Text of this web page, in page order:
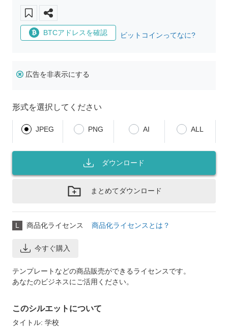
BTCアドレスを確認 ビットコインってなに?
広告を非表示にする
形式を選択してください
JPEG PNG AI ALL
ダウンロード
まとめてダウンロード
L 商品化ライセンス 商品化ライセンスとは？
今すぐ購入
テンプレートなどの商品販売ができるライセンスです。
あなたのビジネスにご活用ください。
このシルエットについて
タイトル: 学校